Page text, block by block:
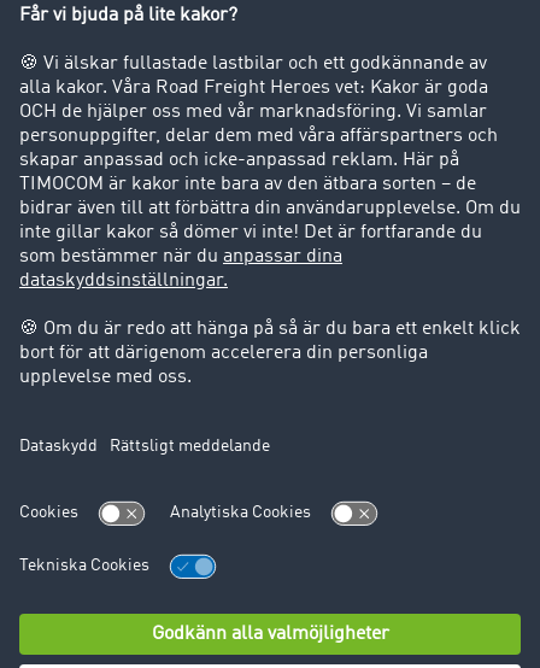
Företag
Kunder värvar kunder
Success Stories
Support
Support
Juridiskt
Företagsinformation
Användarvillkor